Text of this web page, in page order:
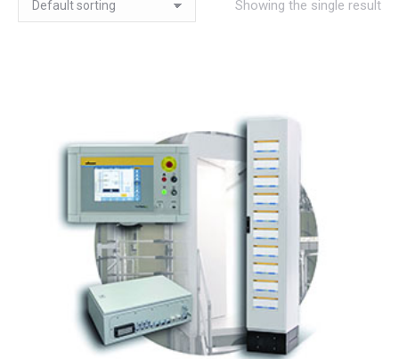
Showing the single result